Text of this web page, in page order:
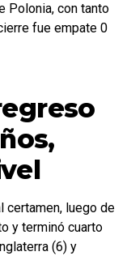
Polonia, con tanto
fue empate 0
certamen, luego de
y terminó cuarto
(6) y